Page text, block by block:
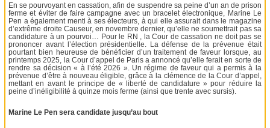
En se pourvoyant en cassation, afin de suspendre sa peine d’un an de prison
ferme et éviter de faire campagne avec un bracelet électronique, Marine Le
Pen a également menti à ses électeurs, à qui elle assurait dans le magazine
d’extrême droite Causeur, en novembre dernier, qu’elle ne soumettrait pas sa
candidature à un pourvoi… Pour le RN , la Cour de cassation ne doit pas se
prononcer avant l’élection présidentielle. La défense de la prévenue était
pourtant bien heureuse de bénéficier d’un traitement de faveur lorsque, au
printemps 2025, la Cour d’appel de Paris a annoncé qu’elle ferait en sorte de
rendre sa décision « à l’été 2026 ». Un régime de faveur qui a permis à la
prévenue d’être à nouveau éligible, grâce à la clémence de la Cour d’appel,
mettant en avant le principe de « liberté de candidature » pour réduire la
peine d’inéligibilité à quinze mois ferme (ainsi que trente avec sursis).
Marine Le Pen sera candidate jusqu’au bout